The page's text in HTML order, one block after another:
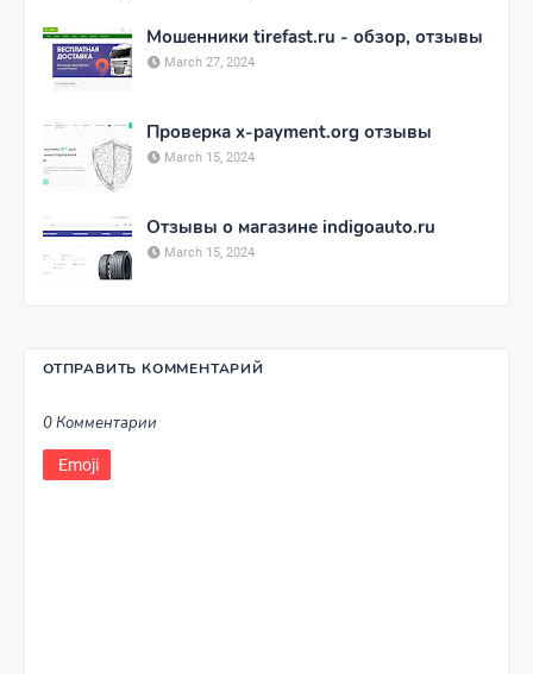
Мошенники tirefast.ru - обзор, отзывы
March 27, 2024
Проверка x-payment.org отзывы
March 15, 2024
Отзывы о магазине indigoauto.ru
March 15, 2024
ОТПРАВИТЬ КОММЕНТАРИЙ
0 Комментарии
Emoji